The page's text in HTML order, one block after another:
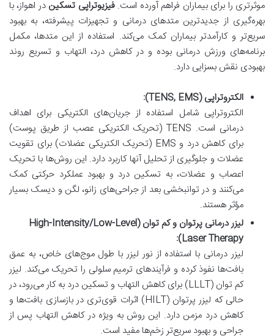
موثرتری را برای بیماران فراهم آورده است.فیزیوتراپی تسکین در اهواز، با
بهره‌گیری از جدیدترین متدهای درمانی و تجهیزات پیشرفته، به بهبود
سریع‌تر و کارآمدتر بیماران کمک می‌کند. استفاده از این متدها، مکمل
برنامه‌های ورزش درمانی بوده و در کاهش درد، التهاب و تسریع روند
بهبودی نقش بسزایی دارد.
الکتروتراپی (TENS, EMS):
الکتروتراپی شامل استفاده از جریان‌های الکتریکی برای اهداف
درمانی است. TENS (تحریک الکتریکی عصب از طریق پوست)
برای کاهش درد و EMS (تحریک الکتریکی عضلات) برای تقویت
عضلات و جلوگیری از تحلیل آنها کاربرد دارد. این روش‌ها با تحریک
اعصاب و عضلات، به تسکین درد و بهبود عملکرد حرکتی کمک
می‌کنند و در توانبخشی بعد از جراحی‌های زانو، لگن و دیسک بسیار
مؤثر هستند.
لیزر درمانی پرتوان و کم توان (High-Intensity/Low-Level
Laser Therapy):
لیزر درمانی با استفاده از نور لیزر با طول موج‌های خاص، به عمق
بافت‌ها نفوذ کرده و فرآیندهای ترمیم سلولی را تحریک می‌کند. لیزر
کم توان (LLLT) برای کاهش التهاب و تسکین درد به کار می‌رود، در
حالی که لیزر پرتوان (HILT) اثرات قوی‌تری در بازسازی بافت‌ها و
کاهش درد مزمن دارد. این روش به ویژه در کاهش التهاب پس از
جراحی و بهبود سریع‌تر زخم‌ها مفید است.